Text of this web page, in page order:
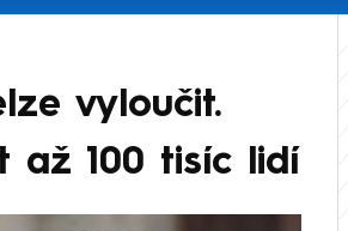
vyloučit.
až 100 tisíc lidí